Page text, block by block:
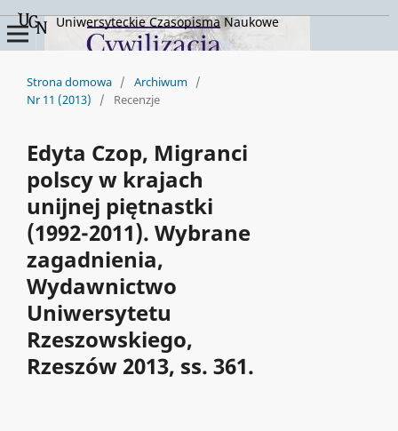
Uniwersyteckie Czasopisma Naukowe
Strona domowa / Archiwum /
Nr 11 (2013)
/ Recenzje
Edyta Czop, Migranci
polscy w krajach
unijnej piętnastki
(1992-2011). Wybrane
zagadnienia,
Wydawnictwo
Uniwersytetu
Rzeszowskiego,
Rzeszów 2013, ss. 361.